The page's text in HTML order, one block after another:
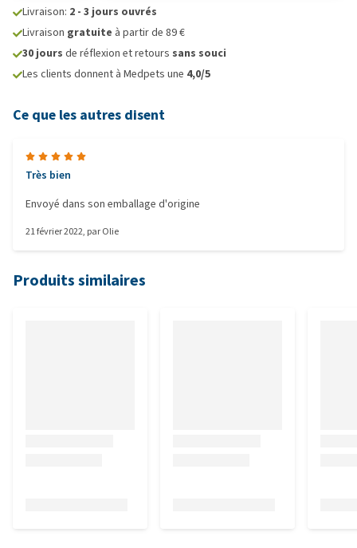
Livraison: 2 - 3 jours ouvrés
Livraison gratuite à partir de 89 €
30 jours de réflexion et retours sans souci
Les clients donnent à Medpets une 4,0/5
Ce que les autres disent
Très bien
Envoyé dans son emballage d'origine
21 février 2022, parOlie
Produits similaires